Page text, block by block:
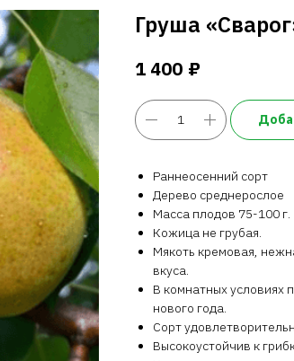
Груша
1 400 ₽
Раннеосенний сорт
Дерево среднерослое
Масса плодов 75-100 г.
Кожица не грубая.
Мякоть кремовая,
вкуса.
В комнатных условиях
нового года.
Сорт
Высокоустойчив к